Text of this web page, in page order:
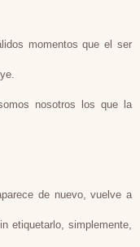
momentos que el ser
nosotros los que la
de nuevo, vuelve a
etiquetarlo, simplemente,